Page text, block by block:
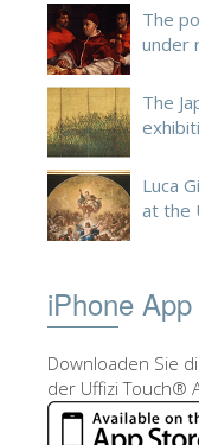
The
under
The
Luca
at the
iPhone App
Downloaden Sie
der Uffizi Touch®